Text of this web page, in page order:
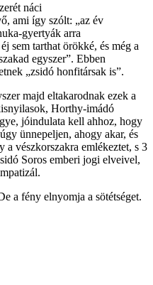
náci
ami így szólt: „az év
gyertyák arra
sem tarthat örökké, és még a
egyszer”. Ebben
„zsidó honfitársak is”.
majd eltakarodnak ezek a
Horthy-imádó
jóindulata kell ahhoz, hogy
ünnepeljen, ahogy akar, és
a vészkorszakra emlékeztet, s 3
Soros emberi jogi elveivel,
a fény elnyomja a sötétséget.